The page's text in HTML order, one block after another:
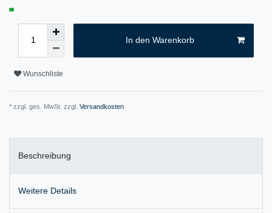
In den Warenkorb
Wunschliste
* zzgl. ges. MwSt. zzgl. Versandkosten
Beschreibung
Weitere Details